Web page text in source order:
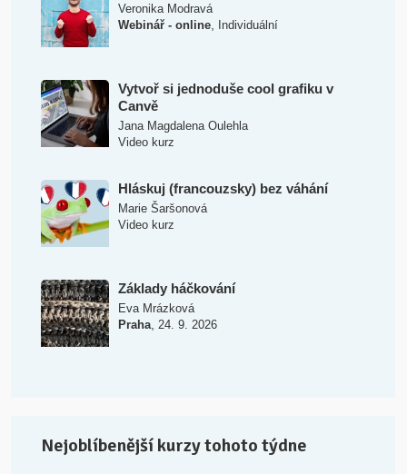
Veronika Modravá
Webinář - online, Individuální
Vytvoř si jednoduše cool grafiku v
Canvě
Jana Magdalena Oulehla
Video kurz
Hláskuj (francouzsky) bez váhání
Marie Šaršonová
Video kurz
Základy háčkování
Eva Mrázková
Praha, 24. 9. 2026
Nejoblíbenější kurzy tohoto týdne